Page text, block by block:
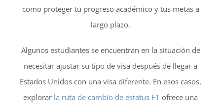
como proteger tu progreso académico y tus metas a
largo plazo.
Algunos estudiantes se encuentran en la situación de
necesitar ajustar su tipo de visa después de llegar a
Estados Unidos con una visa diferente. En esos casos,
explorar la ruta de cambio de estatus F1 ofrece una